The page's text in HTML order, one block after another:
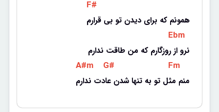
F#
همونم که برای دیدن تو بی قرارم
Ebm
نرو از روزگارم که من طاقت ندارم
A#m G# Fm
منم مثل تو به تنها شدن عادت ندارم